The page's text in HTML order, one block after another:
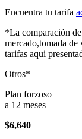
Encuentra tu tarifa
*La comparación
mercado,tomada
tarifas aqui
Otros*
Plan forzoso
a 12 meses
$6,640